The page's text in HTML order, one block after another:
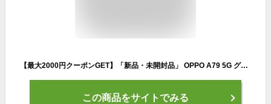
【最大2000円クーポンGET】「新品・未開封品」 OPPO A79 5G グローグリーン/ミステリーブラック[Model:A303OP][4GB/128GB] [Ymobileモデルsimフリー]
この商品をサイトでみる